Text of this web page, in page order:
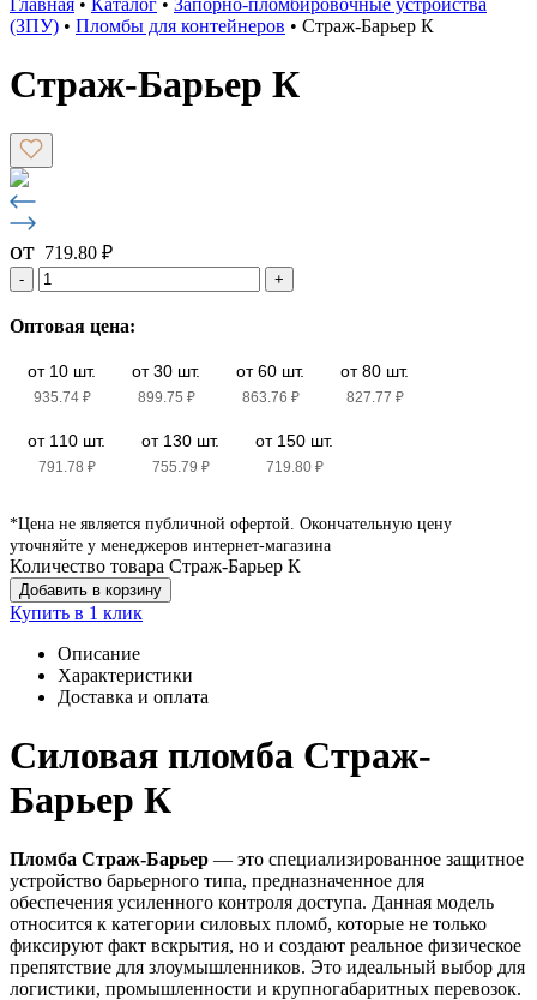
Главная • Каталог • Запорно-пломбировочные устройства
(ЗПУ) • Пломбы для контейнеров • Страж-Барьер К
Страж-Барьер К
от 719.80 ₽
- +
Оптовая цена:
от 10 шт.
935.74 ₽
от 30 шт.
899.75 ₽
от 60 шт.
863.76 ₽
от 80 шт.
827.77 ₽
от 110 шт.
791.78 ₽
от 130 шт.
755.79 ₽
от 150 шт.
719.80 ₽
*Цена не является публичной офертой. Окончательную цену
уточняйте у менеджеров интернет-магазина
Количество товара Страж-Барьер К
Добавить в корзину
Купить в 1 клик
Описание
Характеристики
Доставка и оплата
Силовая пломба Страж-
Барьер К
Пломба Страж-Барьер — это специализированное защитное
устройство барьерного типа, предназначенное для
обеспечения усиленного контроля доступа. Данная модель
относится к категории силовых пломб, которые не только
фиксируют факт вскрытия, но и создают реальное физическое
препятствие для злоумышленников. Это идеальный выбор для
логистики, промышленности и крупногабаритных перевозок.